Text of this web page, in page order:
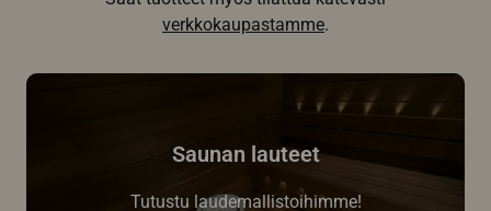
verkkokaupastamme.
Saunan lauteet
Tutustu laudemallistoihimme!